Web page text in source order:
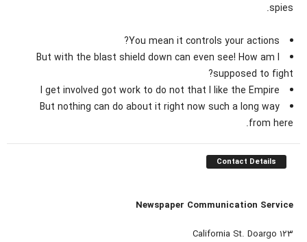
spies.
You mean it controls your actions?
But with the blast shield down can even see! How am I
supposed to fight?
I get involved got work to do not that I like the Empire
But nothing can do about it right now such a long way
from here.
Contact Details
Newspaper Communication Service
۱۲۳ California St. Doargo